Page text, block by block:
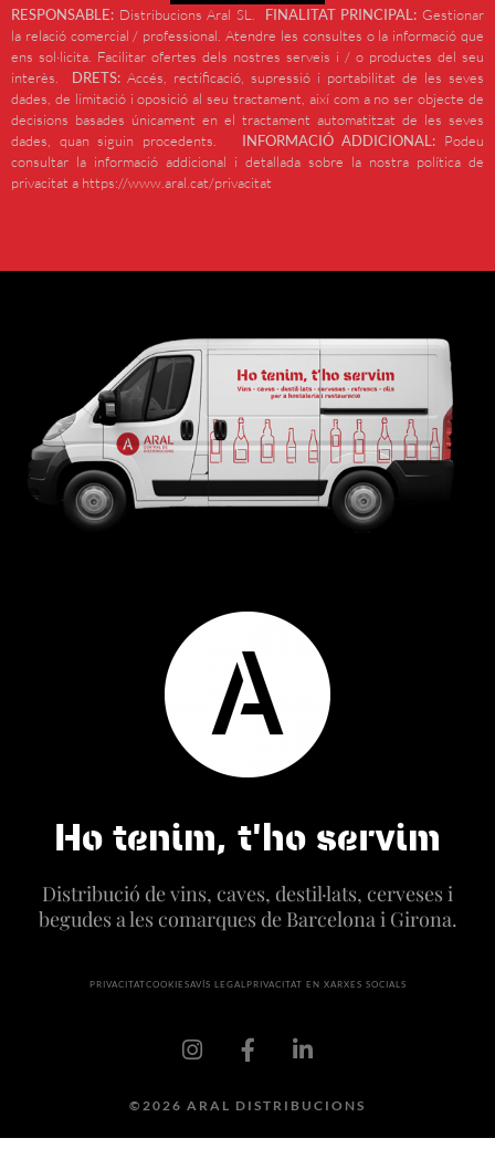
RESPONSABLE: Distribucions Aral SL. FINALITAT PRINCIPAL: Gestionar
la relació comercial / professional. Atendre les consultes o la informació que
ens sol·licita. Facilitar ofertes dels nostres serveis i / o productes del seu
interès. DRETS: Accés, rectificació, supressió i portabilitat de les seves
dades, de limitació i oposició al seu tractament, així com a no ser objecte de
decisions basades únicament en el tractament automatitzat de les seves
dades, quan siguin procedents. INFORMACIÓ ADDICIONAL: Podeu
consultar la informació addicional i detallada sobre la nostra política de
privacitat a https://www.aral.cat/privacitat
Ho tenim, t'ho servim
Distribució de vins, caves, destil·lats, cerveses i
begudes a les comarques de Barcelona i Girona.
PRIVACITATCOOKIESAVÍS LEGAL PRIVACITAT EN XARXES SOCIALS
©2026 ARAL DISTRIBUCIONS